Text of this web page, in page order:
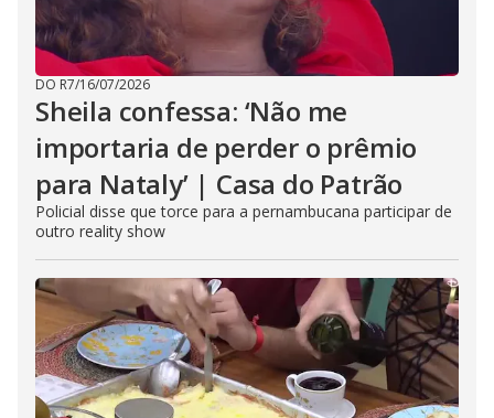
DO R7/16/07/2026
Sheila confessa: ‘Não me
importaria de perder o prêmio
para Nataly’ | Casa do Patrão
Policial disse que torce para a pernambucana participar de
outro reality show